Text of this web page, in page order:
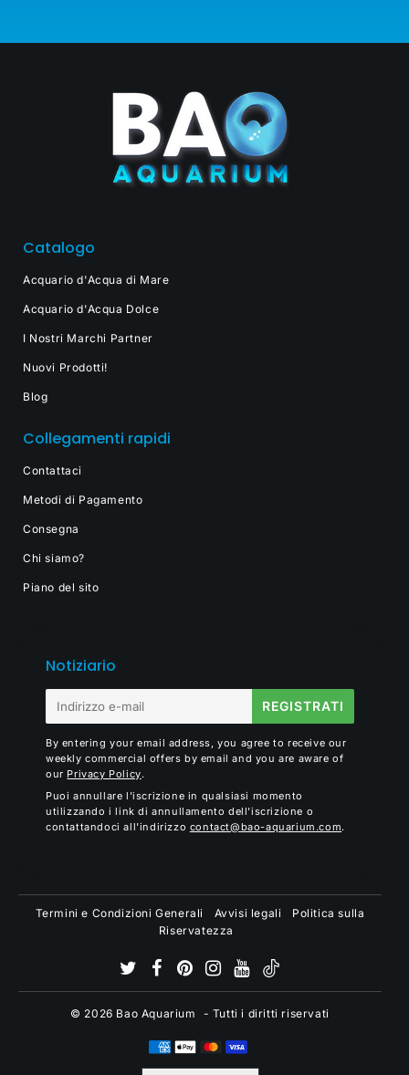
Catalogo
Acquario d'Acqua di Mare
Acquario d'Acqua Dolce
I Nostri Marchi Partner
Nuovi Prodotti!
Blog
Collegamenti rapidi
Contattaci
Metodi di Pagamento
Consegna
Chi siamo?
Piano del sito
Notiziario
mail
REGISTRATI
By entering your email address, you agree to receive our
weekly commercial offers by email and you are aware of
our Privacy Policy.
Puoi annullare l'iscrizione in qualsiasi momento
utilizzando i link di annullamento dell'iscrizione o
contattandoci all'indirizzo contact@bao-aquarium.com.
Termini e Condizioni Generali Avvisi legali
Politica sulla
Riservatezza
© 2026 Bao Aquarium - Tutti i diritti riservati